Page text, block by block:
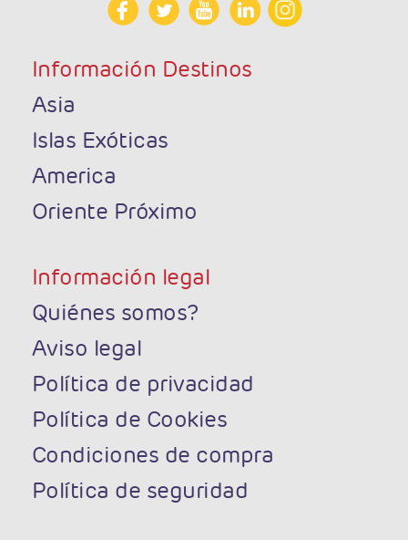
Información Destinos
Asia
Islas Exóticas
America
Oriente Próximo
Información legal
Quiénes somos?
Aviso legal
Política de privacidad
Política de Cookies
Condiciones de compra
Política de seguridad